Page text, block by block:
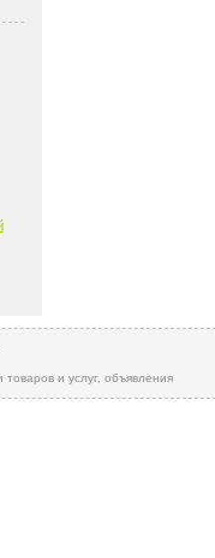
и услуг, объявления